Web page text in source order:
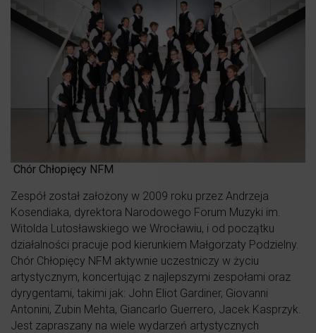
Chór Chłopięcy NFM
Zespół został założony w 2009 roku przez Andrzeja
Kosendiaka, dyrektora Narodowego Forum Muzyki im.
Witolda Lutosławskiego we Wrocławiu, i od początku
działalności pracuje pod kierunkiem Małgorzaty Podzielny.
Chór Chłopięcy NFM aktywnie uczestniczy w życiu
artystycznym, koncertując z najlepszymi zespołami oraz
dyrygentami, takimi jak: John Eliot Gardiner, Giovanni
Antonini, Zubin Mehta, Giancarlo Guerrero, Jacek Kasprzyk.
Jest zapraszany na wiele wydarzeń artystycznych